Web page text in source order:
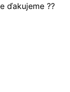
ďakujeme ??